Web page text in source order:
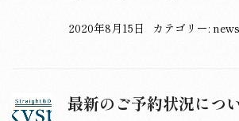
2020年8月15日 カテゴリー:news
最新のご予約状況につ